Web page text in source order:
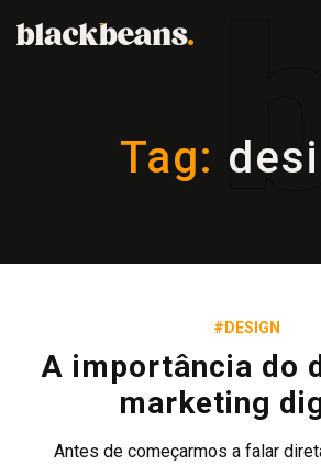
Tag:
#DESIGN
A importância do
marketing
Antes de começarmos a falar